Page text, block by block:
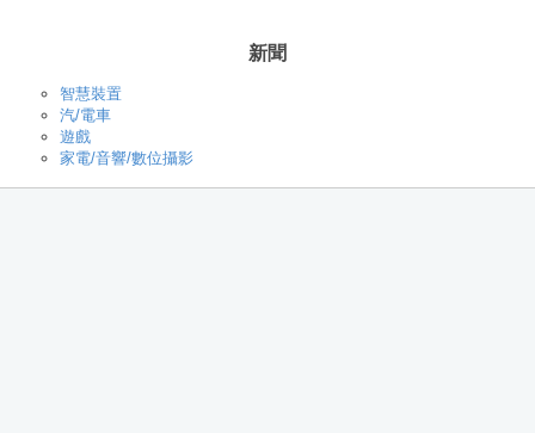
新聞
智慧裝置
汽/電車
遊戲
家電/音響/數位攝影